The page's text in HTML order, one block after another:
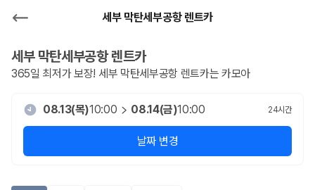
세부 막탄세부공항 렌트카
세부 막탄세부공항렌트카
365일 최저가 보장! 세부 막탄세부공항 렌트카는 카모아
08.13(목)10:00 08.14(금)10:00 24시간
날짜 변경